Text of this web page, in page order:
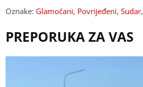
Oznake: Glamočani, Povrijeđeni,Sudar,
PREPORUKA ZA VAS